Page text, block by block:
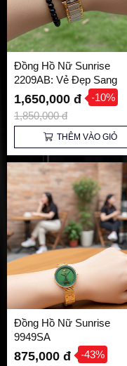
Đồng Hồ Nữ Sunrise
2209AB: Vẻ Đẹp Sang
Trọng, Tỏa Sáng Mọi Góc
Nhìn
1,650,000 đ -10%
1,850,000 đ
THÊM VÀO GIỎ
Đồng Hồ Nữ Sunrise
9949SA
875,000 đ -43%